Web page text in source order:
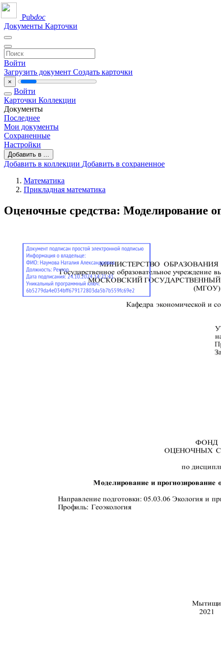
Pubdoc
Документы Карточки
Войти
Загрузить документ Создать карточки
×
Войти
Карточки Коллекции
Документы
Последнее
Мои документы
Сохраненные
Настройки
Добавить в ...
Добавить в коллекции Добавить в сохраненное
Математика
Прикладная математика
Оценочные средства: Моделирование